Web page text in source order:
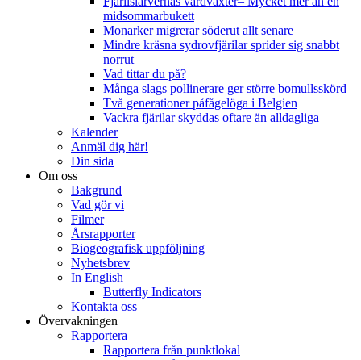
midsommarbukett
Monarker migrerar söderut allt senare
Mindre kräsna sydrovfjärilar sprider sig snabbt
norrut
Vad tittar du på?
Många slags pollinerare ger större bomullsskörd
Två generationer påfågelöga i Belgien
Vackra fjärilar skyddas oftare än alldagliga
Kalender
Anmäl dig här!
Din sida
Om oss
Bakgrund
Vad gör vi
Filmer
Årsrapporter
Biogeografisk uppföljning
Nyhetsbrev
In English
Butterfly Indicators
Kontakta oss
Övervakningen
Rapportera
Rapportera från punktlokal